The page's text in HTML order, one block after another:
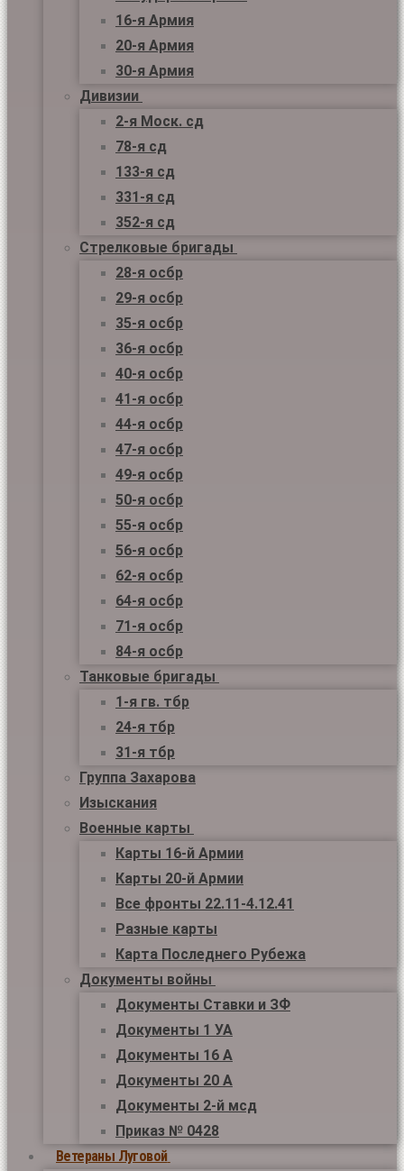
16-я Армия
20-я Армия
30-я Армия
Дивизии
2-я Моск. сд
78-я сд
133-я сд
331-я сд
352-я сд
Стрелковые бригады
28-я осбр
29-я осбр
35-я осбр
36-я осбр
40-я осбр
41-я осбр
44-я осбр
47-я осбр
49-я осбр
50-я осбр
55-я осбр
56-я осбр
62-я осбр
64-я осбр
71-я осбр
84-я осбр
Танковые бригады
1-я гв. тбр
24-я тбр
31-я тбр
Группа Захарова
Изыскания
Военные карты
Карты 16-й Армии
Карты 20-й Армии
Все фронты 22.11-4.12.41
Разные карты
Карта Последнего Рубежа
Документы войны
Документы Ставки и ЗФ
Документы 1 УА
Документы 16 А
Документы 20 А
Документы 2-й мсд
Приказ № 0428
Ветераны Луговой